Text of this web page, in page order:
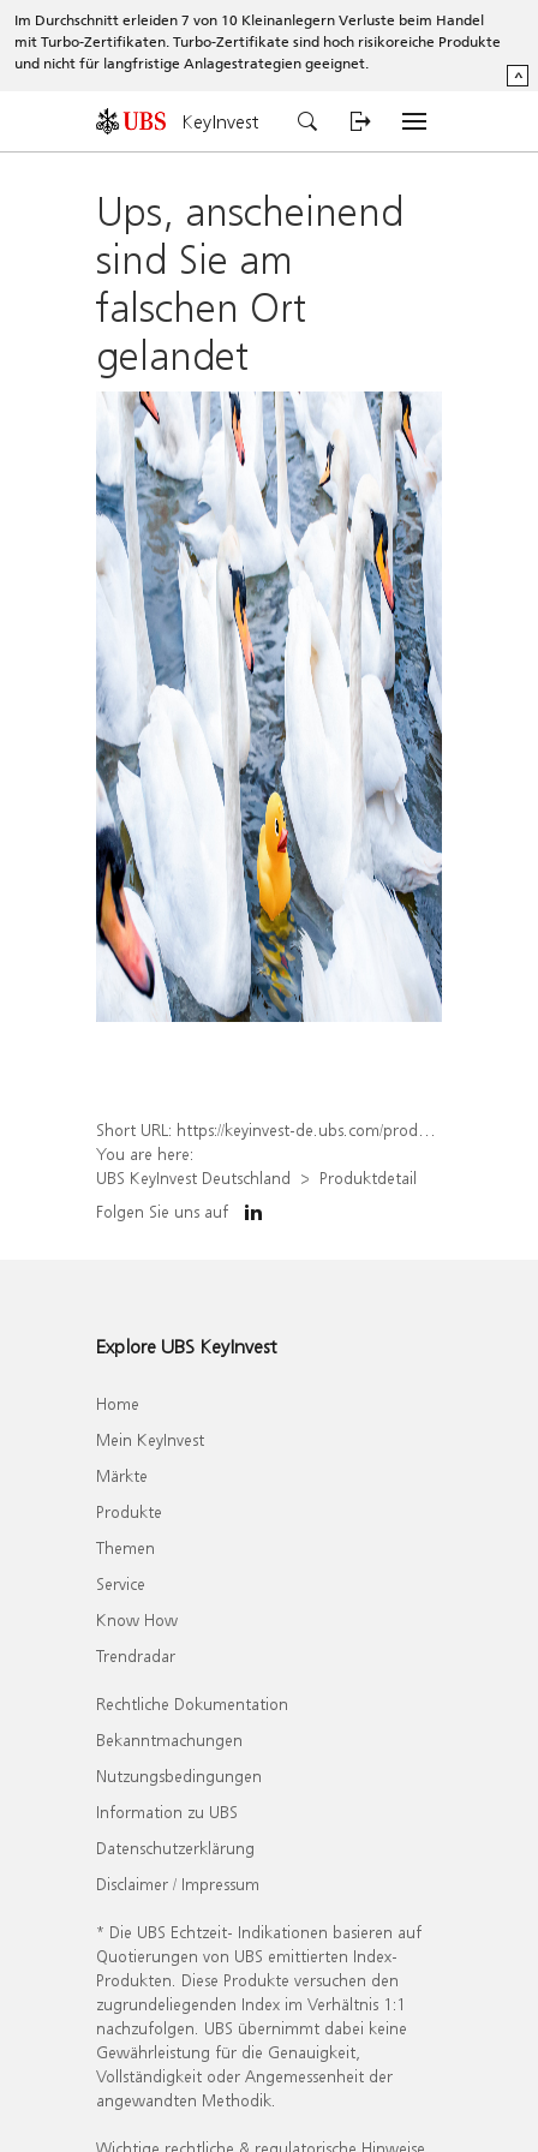
Im Durchschnitt erleiden 7 von 10 Kleinanlegern Verluste beim Handel
mit Turbo-Zertifikaten. Turbo-Zertifikate sind hoch risikoreiche Produkte
und nicht für langfristige Anlagestrategien geeignet.
^
KeyInvest
Ups, anscheinend
sind Sie am
falschen Ort
gelandet
Short URL: https://keyinvest-de.ubs.com/produkt/detail/index/isin/DE000WA5Z2U8
You are here:
UBS KeyInvest Deutschland
Produktdetail
Folgen Sie uns auf
Explore UBS KeyInvest
Home
Mein KeyInvest
Märkte
Produkte
Themen
Service
Know How
Trendradar
Rechtliche Dokumentation
Bekanntmachungen
Nutzungsbedingungen
Information zu UBS
Datenschutzerklärung
Disclaimer / Impressum
* Die UBS Echtzeit- Indikationen basieren auf
Quotierungen von UBS emittierten Index-
Produkten. Diese Produkte versuchen den
zugrundeliegenden Index im Verhältnis 1:1
nachzufolgen. UBS übernimmt dabei keine
Gewährleistung für die Genauigkeit,
Vollständigkeit oder Angemessenheit der
angewandten Methodik.